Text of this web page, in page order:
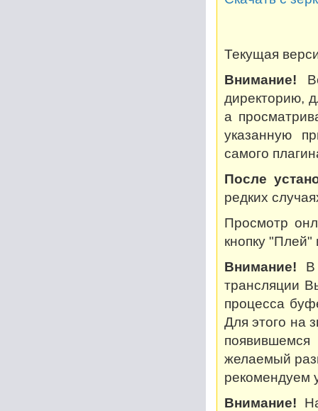
Текущая
Внимание!
директорию,
а
указанную
самого
После
редких
Просмотр
кнопку
Внимание! В
трансляции
процесса
Для этого на
желаемый
рекомендуем
Внимание!